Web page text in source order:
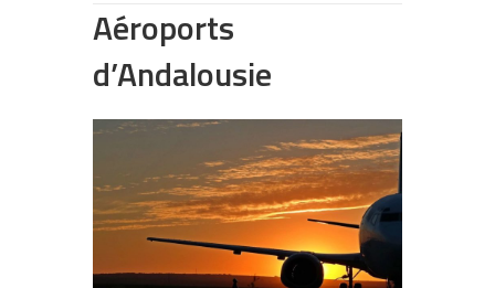
Aéroports
d’Andalousie